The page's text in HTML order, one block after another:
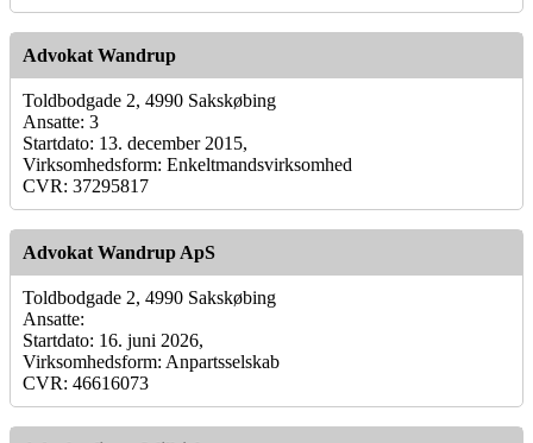
Advokat Wandrup
Toldbodgade 2, 4990 Sakskøbing
Ansatte: 3
Startdato: 13. december 2015,
Virksomhedsform: Enkeltmandsvirksomhed
CVR: 37295817
Advokat Wandrup ApS
Toldbodgade 2, 4990 Sakskøbing
Ansatte:
Startdato: 16. juni 2026,
Virksomhedsform: Anpartsselskab
CVR: 46616073